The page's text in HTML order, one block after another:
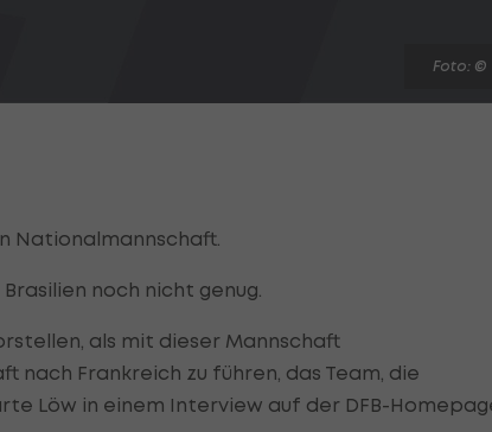
Foto: ©
Nationalmannschaft.
noch nicht genug.
als mit dieser Mannschaft
Frankreich zu führen, das Team, die
Löw in einem Interview auf der DFB-